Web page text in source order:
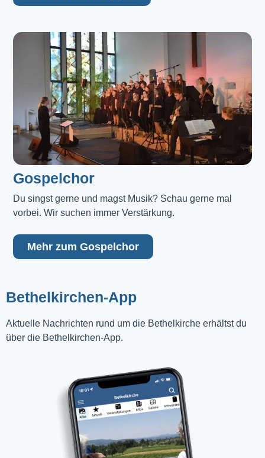
Gospelchor
Du singst gerne und magst Musik? Schau gerne mal
vorbei. Wir suchen immer Verstärkung.
Mehr zum Gospelchor
Bethelkirchen-App
Aktuelle Nachrichten rund um die Bethelkirche erhältst du
über die Bethelkirchen-App.